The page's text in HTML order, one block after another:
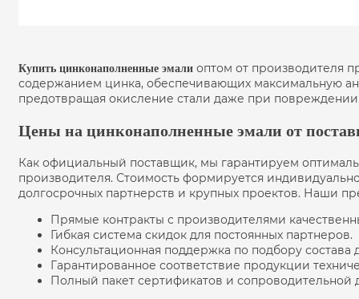
Купить цинконаполненные эмали оптом от производителя
содержанием цинка, обеспечивающих максимальную
предотвращая окисление стали даже при повреждении
Цены на цинконаполненные эмали от
Как официальный поставщик, мы гарантируем
производителя. Стоимость формируется
долгосрочных партнерств и крупных проектов. Наши
Прямые контракты с производителями
Гибкая система скидок для постоянных партнеров.
Консультационная поддержка по подбору состава
Гарантированное соответствие продукции
Полный пакет сертификатов и сопроводительной